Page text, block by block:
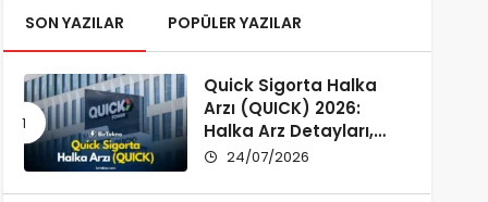
SON YAZILAR POPÜLER YAZILAR
Quick Sigorta Halka
Arzı (QUICK) 2026:
Halka Arz Detayları,
Şirket Profili ve
24/07/2026